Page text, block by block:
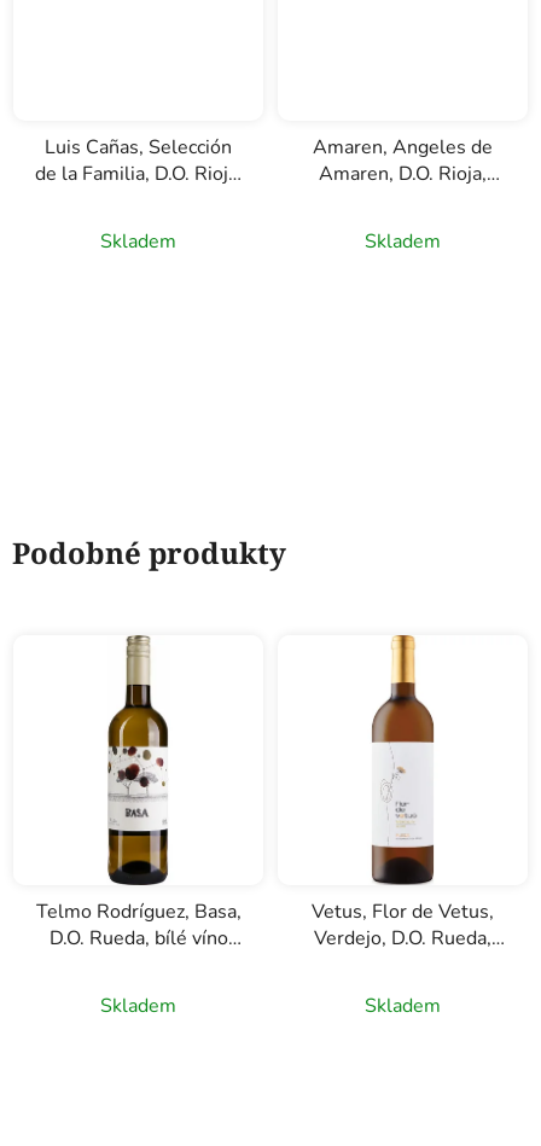
Luis Cañas, Selección
de la Familia, D.O. Rioja,
Skladem
Amaren, Angeles de
Amaren, D.O. Rioja,
Skladem
Podobné produkty
Telmo Rodríguez, Basa,
D.O. Rueda, bílé víno
Skladem
Vetus, Flor de Vetus,
Verdejo, D.O. Rueda,
Skladem